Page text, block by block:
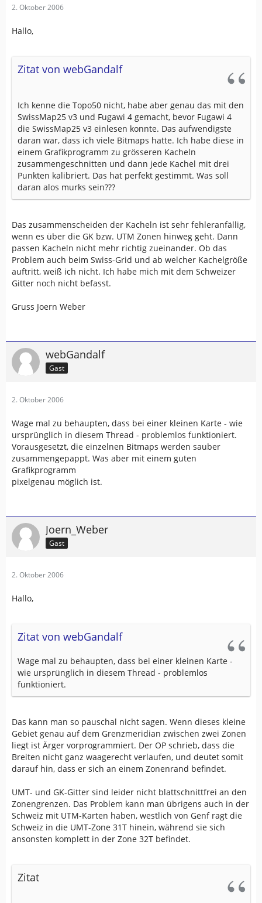
2. Oktober 2006
Hallo,
Zitat von webGandalf
Ich kenne die Topo50 nicht, habe aber genau das mit den
SwissMap25 v3 und Fugawi 4 gemacht, bevor Fugawi 4
die SwissMap25 v3 einlesen konnte. Das aufwendigste
daran war, dass ich viele Bitmaps hatte. Ich habe diese in
einem Grafikprogramm zu grösseren Kacheln
zusammengeschnitten und dann jede Kachel mit drei
Punkten kalibriert. Das hat perfekt gestimmt. Was soll
daran alos murks sein???
Das zusammenscheiden der Kacheln ist sehr fehleranfällig,
wenn es über die GK bzw. UTM Zonen hinweg geht. Dann
passen Kacheln nicht mehr richtig zueinander. Ob das
Problem auch beim Swiss-Grid und ab welcher Kachelgröße
auftritt, weiß ich nicht. Ich habe mich mit dem Schweizer
Gitter noch nicht befasst.
Gruss Joern Weber
webGandalf
Gast
2. Oktober 2006
Wage mal zu behaupten, dass bei einer kleinen Karte - wie
ursprünglich in diesem Thread - problemlos funktioniert.
Vorausgesetzt, die einzelnen Bitmaps werden sauber
zusammengepappt. Was aber mit einem guten
Grafikprogramm
pixelgenau möglich ist.
Joern_Weber
Gast
2. Oktober 2006
Hallo,
Zitat von webGandalf
Wage mal zu behaupten, dass bei einer kleinen Karte -
wie ursprünglich in diesem Thread - problemlos
funktioniert.
Das kann man so pauschal nicht sagen. Wenn dieses kleine
Gebiet genau auf dem Grenzmeridian zwischen zwei Zonen
liegt ist Ärger vorprogrammiert. Der OP schrieb, dass die
Breiten nicht ganz waagerecht verlaufen, und deutet somit
darauf hin, dass er sich an einem Zonenrand befindet.
UMT- und GK-Gitter sind leider nicht blattschnittfrei an den
Zonengrenzen. Das Problem kann man übrigens auch in der
Schweiz mit UTM-Karten haben, westlich von Genf ragt die
Schweiz in die UMT-Zone 31T hinein, während sie sich
ansonsten komplett in der Zone 32T befindet.
Zitat